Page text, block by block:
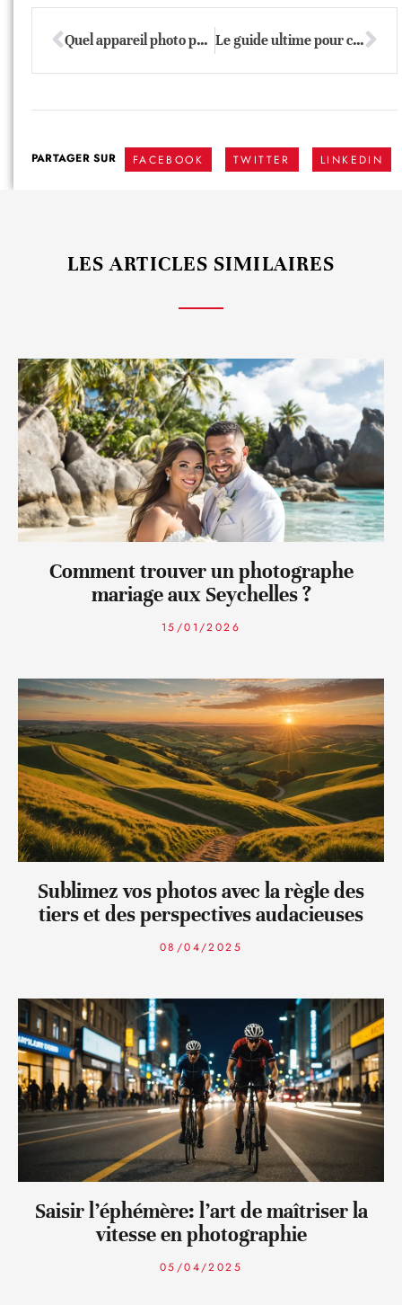
Quel appareil photo pour débutant choisir ? Le guide ultime pour choisir le meilleur trépied photo
PARTAGER SUR FACEBOOK TWITTER LINKEDIN
LES ARTICLES SIMILAIRES
Comment trouver un photographe
mariage aux Seychelles ?
15/01/2026
Sublimez vos photos avec la règle des
tiers et des perspectives audacieuses
08/04/2025
Saisir l’éphémère: l’art de maîtriser la
vitesse en photographie
05/04/2025